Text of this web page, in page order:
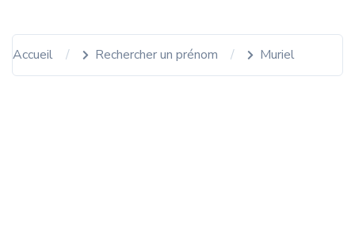
Accueil Rechercher un prénom Muriel